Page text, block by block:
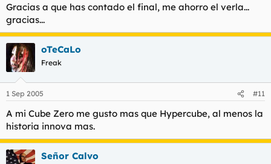
Gracias a que has contado el final, me ahorro el verla...
gracias...
oTeCaLo
Freak
1 Sep 2005 #11
A mi Cube Zero me gusto mas que Hypercube, al menos la
historia innova mas.
Señor Calvo